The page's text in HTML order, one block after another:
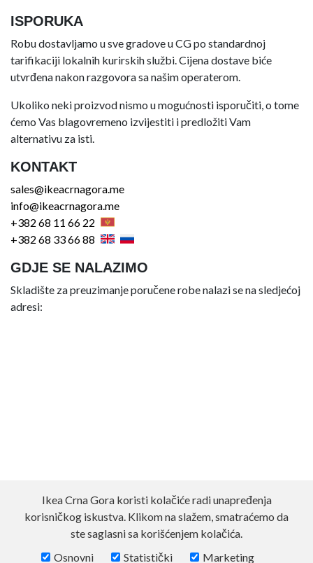
ISPORUKA
Robu dostavljamo u sve gradove u CG po standardnoj
tarifikaciji lokalnih kurirskih službi. Cijena dostave biće
utvrđena nakon razgovora sa našim operaterom.
Ukoliko neki proizvod nismo u mogućnosti isporučiti, o tome
ćemo Vas blagovremeno izvijestiti i predložiti Vam
alternativu za isti.
KONTAKT
sales@ikeacrnagora.me
info@ikeacrnagora.me
+382 68 11 66 22
+382 68 33 66 88
GDJE SE NALAZIMO
Skladište za preuzimanje poručene robe nalazi se na sledjećoj
adresi:
Ikea Crna Gora koristi kolačiće radi unapređenja
korisničkog iskustva. Klikom na slažem, smatraćemo da
ste saglasni sa korišćenjem kolačića.
Osnovni
Statistički Marketing